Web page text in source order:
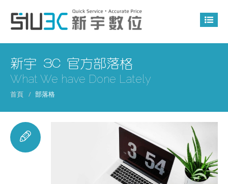
新宇 3C 官方部落格
What We have Done Lately
首頁 部落格